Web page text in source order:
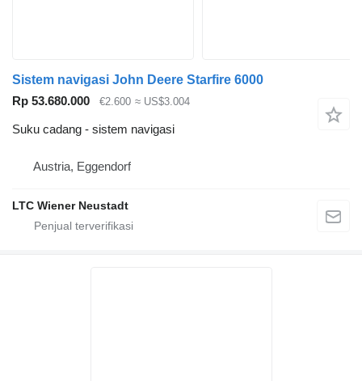
Sistem navigasi John Deere Starfire 6000
Rp 53.680.000
€2.600 ≈ US$3.004
Suku cadang - sistem navigasi
Austria, Eggendorf
LTC Wiener Neustadt